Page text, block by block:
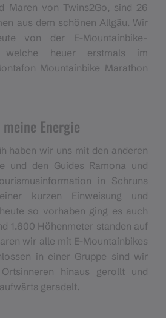
Maren von Twins2Go, sind 26
aus dem schönen Allgäu. Wir
von der E-Mountainbike-
welche heuer erstmals im
Mountainbike Marathon
Energie
haben wir uns mit den anderen
und den Guides Ramona und
in Schruns
kurzen Einweisung und
so vorhaben ging es auch
1.600 Höhenmeter standen auf
wir alle mit E-Mountainbikes
in einer Gruppe sind wir
hinaus gerollt und
geradelt.